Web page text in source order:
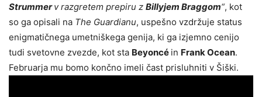
Strummerv razgretem prepiru z Billyjem Braggom“, kot
so ga opisali na The Guardianu, uspešno vzdržuje status
enigmatičnega umetniškega genija, ki ga izjemno cenijo
tudi svetovne zvezde, kot sta Beyoncé in Frank Ocean.
Februarja mu bomo končno imeli čast prisluhniti v Šiški.